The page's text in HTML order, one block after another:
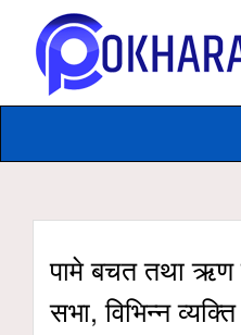
पामे बचत तथा ऋण
सभा, विभिन्न